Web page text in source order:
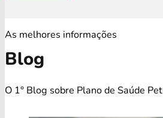
As melhores informações
Blog
O 1° Blog sobre Plano de Saúde Pet